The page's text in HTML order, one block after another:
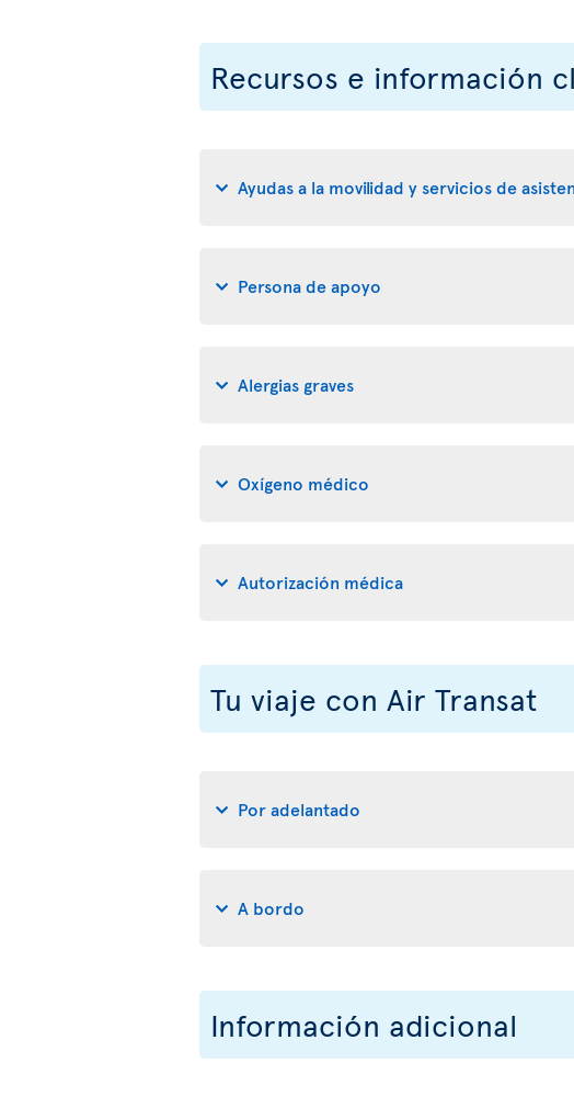
Recursos e información
Ayudas a la movilidad y servicios de
Persona de apoyo
Alergias graves
Oxígeno médico
Autorización médica
Tu viaje con Air Transat
Por adelantado
A bordo
Información adicional